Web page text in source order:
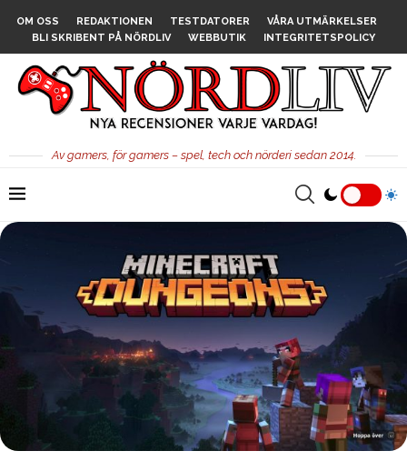
OM OSS REDAKTIONEN TESTDATORER
VÅRA UTMÄRKELSER
BLI SKRIBENT PÅ NÖRDLIV
WEBBUTIK INTEGRITETSPOLICY
Av gamers, för gamers – spel, tech och nörderi sedan 2014.